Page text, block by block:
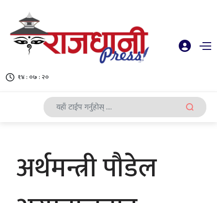
१४ : ०७ : २०
अर्थमन्त्री पौडेल